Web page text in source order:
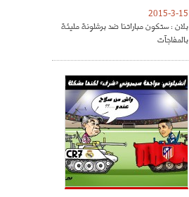
2015-3-15
بلان : ستكون مباراتنا ضد برشلونة مليئة
بالمفاجآت